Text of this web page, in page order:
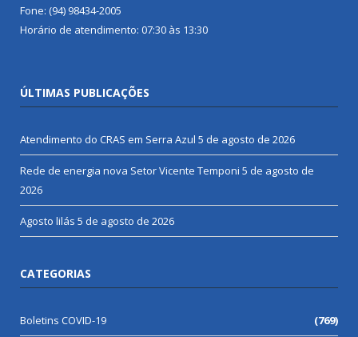
Fone: (94) 98434-2005
Horário de atendimento: 07:30 às 13:30
ÚLTIMAS PUBLICAÇÕES
Atendimento do CRAS em Serra Azul 5 de agosto de 2026
Rede de energia nova Setor Vicente Temponi 5 de agosto de
2026
Agosto lilás 5 de agosto de 2026
CATEGORIAS
Boletins COVID-19 (769)